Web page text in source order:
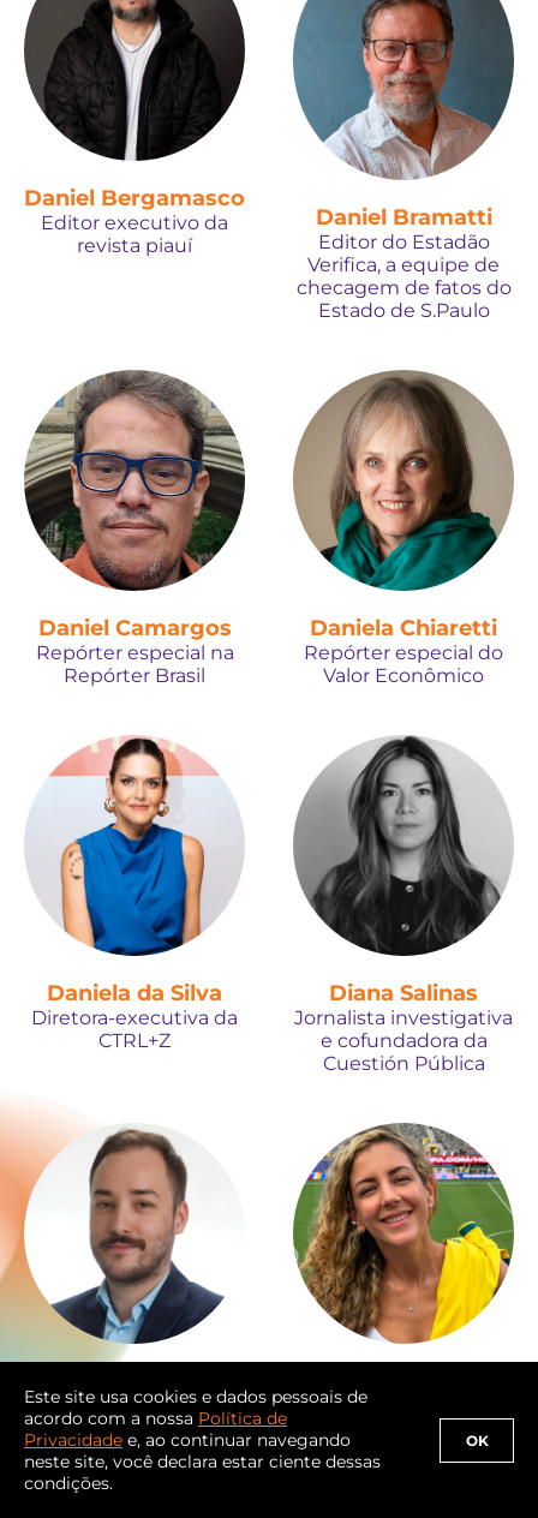
Daniel Bergamasco
Editor executivo da
revista piauí
Daniel Bramatti
Editor do Estadão
Verifica, a equipe de
checagem de fatos do
Estado de S.Paulo
Daniel Camargos
Repórter especial na
Repórter Brasil
Daniela Chiaretti
Repórter especial do
Valor Econômico
Daniela da Silva
Diretora-executiva da
CTRL+Z
Diana Salinas
Jornalista investigativa
e cofundadora da
Cuestión Pública
Repórter no jornal O
Globo
Jornalista esportiva
Este site usa cookies e dados pessoais de
acordo com a nossa Política de
Privacidade e, ao continuar navegando
neste site, você declara estar ciente dessas
condições.
OK